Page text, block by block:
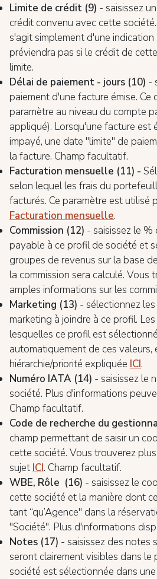
Limite de crédit (9) - saisissez
crédit convenu avec cette
s'agit simplement d'une
préviendra pas si le crédit de
limite.
Délai de paiement - jours (10) -
paiement d'une facture émise. Ce
paramètre au niveau du compte
appliqué). Lorsqu'une facture est
impayé, une date "limite" de
la facture. Champ facultatif.
Facturation mensuelle (11) -
selon lequel les frais du
facturés. Ce paramètre est utilisé
Facturation mensuelle.
Commission (12) - saisissez le %
payable à ce profil de société et
groupes de revenus sur la base
la commission sera calculé. Vous
amples informations sur les
Marketing (13) - sélectionnez
marketing à joindre à ce profil.
lesquelles ce profil est
automatiquement de ces
hiérarchie/priorité expliquée ICI.
Numéro IATA (14) - saisissez le
société. Plus d'informations
Champ facultatif.
Code de recherche du
champ permettant de saisir un
cette société. Vous trouverez
sujet ICI. Champ facultatif.
WBE, Rôle (16) - saisissez le
cette société et la manière dont
tant “qu’Agence" dans la
"Société". Plus d'informations
Notes (17) - saisissez des notes
seront clairement visibles dans le
société est sélectionnée dans